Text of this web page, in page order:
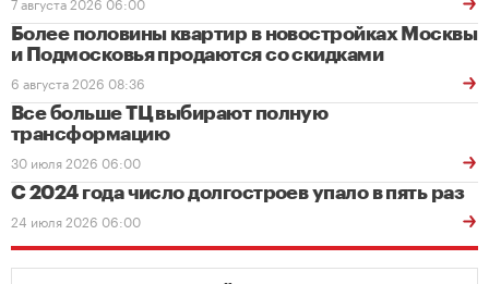
Более половины квартир в новостройках Москвы
и Подмосковья продаются со скидками
6 августа 2026 08:36
Все больше ТЦ выбирают полную
трансформацию
30 июля 2026 06:00
С 2024 года число долгостроев упало в пять раз
24 июля 2026 06:00